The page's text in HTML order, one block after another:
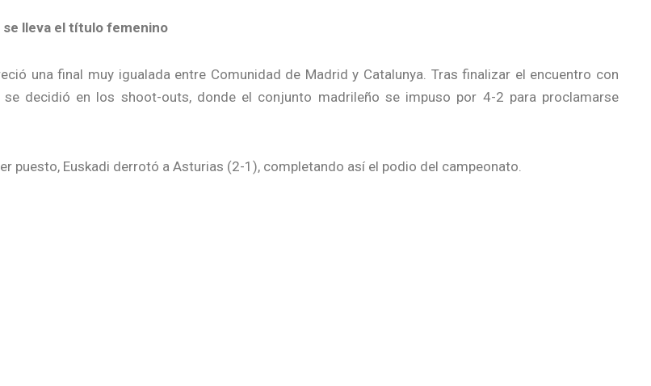
se lleva el título femenino
una final muy igualada entre Comunidad de Madrid y Catalunya. Tras finalizar el encuentro con
decidió en los shoot-outs, donde el conjunto madrileño se impuso por 4-2 para proclamarse
puesto, Euskadi derrotó a Asturias (2-1), completando así el podio del campeonato.